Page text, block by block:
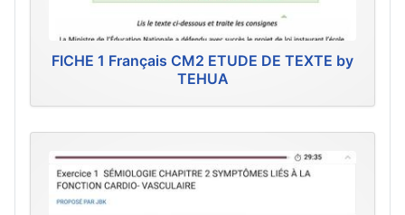
FICHE 1 Français CM2 ETUDE DE TEXTE by
TEHUA